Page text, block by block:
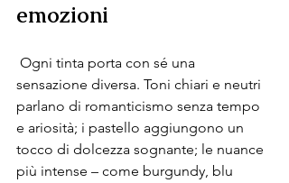
emozioni
Ogni tinta porta con sé una
sensazione diversa. Toni chiari e neutri
parlano di romanticismo senza tempo
e ariosità; i pastello aggiungono un
tocco di dolcezza sognante; le nuance
più intense – come burgundy, blu